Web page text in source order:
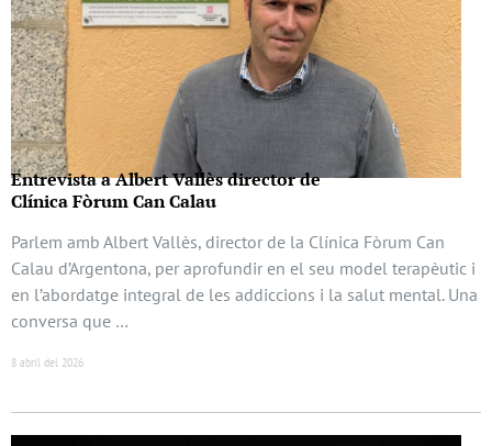
Entrevista a Albert Vallès director de
Clínica Fòrum Can Calau
Parlem amb Albert Vallès, director de la Clínica Fòrum Can
Calau d’Argentona, per aprofundir en el seu model terapèutic i
en l’abordatge integral de les addiccions i la salut mental. Una
conversa que …
8 abril del 2026